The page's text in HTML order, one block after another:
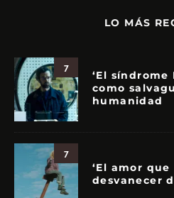
LO MÁS
7
‘El
como
humanidad
7
‘El amor
desvanecer